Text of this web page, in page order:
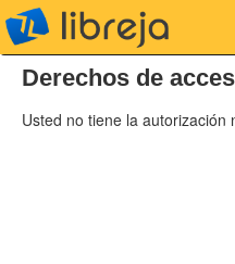
Derechos de
Usted no tiene la